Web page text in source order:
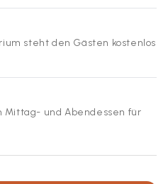
steht den Gästen kostenlos
Mittag- und Abendessen für